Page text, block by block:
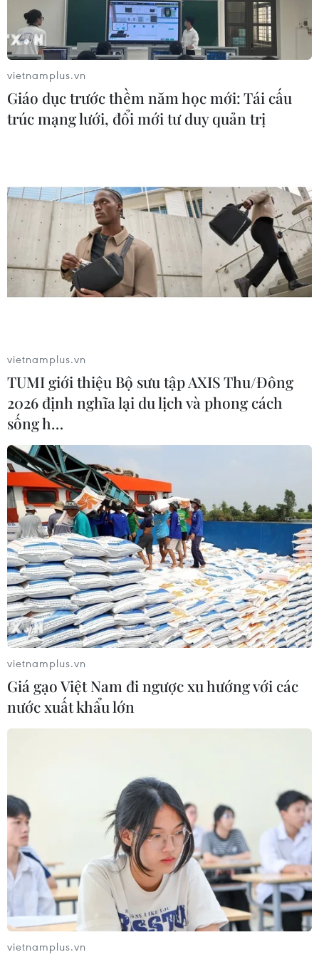
Những giải pháp nhiều phía hỗ trợ cho
người lao động trong đại dịch
08/09/2021 07:21
Theo một khảo sát gần đây, gần 50% số người lao
động bị mất việc có nguồn tiền tích lũy chỉ đủ để đảm
bảo cho cuộc sống dưới 1 tháng.
Hà Nội thống kê danh sách người dân
ngoại tỉnh có nguyện vọng về quê
13/09/2021 04:33
Hà Nội đề nghị các quận, huyện thống kê người lao
động, người dân ngoại tỉnh có nguyện vọng trở về quê
để báo cáo Ủy ban nhân dân thành phố Hà Nội xem
xét.
Tuyên Quang, Phú Yên đảm bảo cách ly an
vietnamplus.vn
Giáo dục trước thềm năm học mới: Tái cấu
trúc mạng lưới, đổi mới tư duy quản trị
vietnamplus.vn
TUMI giới thiệu Bộ sưu tập AXIS Thu/Đông
2026 định nghĩa lại du lịch và phong cách
sống h…
vietnamplus.vn
Giá gạo Việt Nam đi ngược xu hướng với các
nước xuất khẩu lớn
vietnamplus.vn